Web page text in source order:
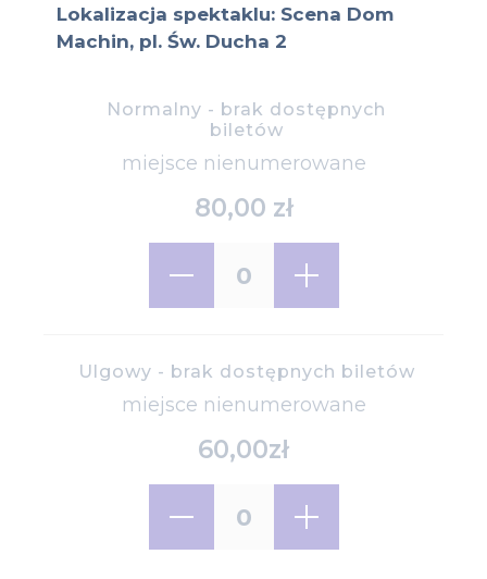
Lokalizacja spektaklu: Scena Dom
Machin, pl. Św. Ducha 2
Normalny - brak dostępnych
biletów
Typ miejsca:
miejsce nienumerowane
Cena biletu:
80,00 zł
Ulgowy - brak dostępnych biletów
miejsce nienumerowane
Cena biletu:
60,00zł